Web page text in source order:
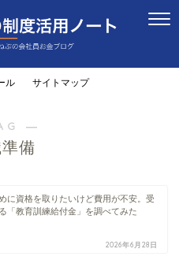
ル サイトマップ
―
備
に資格を取りたいけど費用が不安。受
「教育訓練給付金」を調べてみた
2026年6月28日